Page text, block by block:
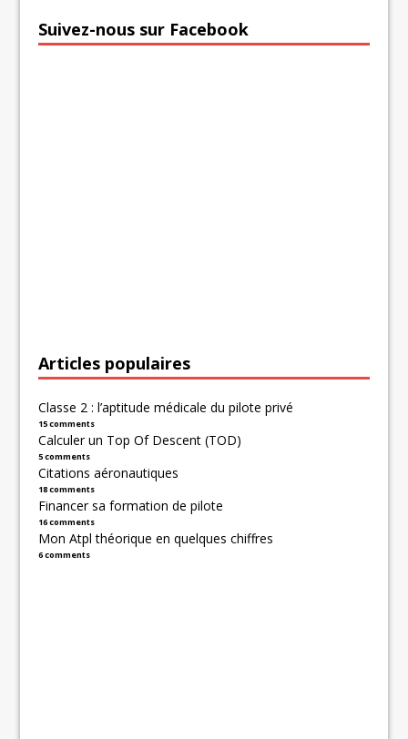
Suivez-nous sur Facebook
Articles populaires
Classe 2 : l’aptitude médicale du pilote privé
15 comments
Calculer un Top Of Descent (TOD)
5 comments
Citations aéronautiques
18 comments
Financer sa formation de pilote
16 comments
Mon Atpl théorique en quelques chiffres
6 comments